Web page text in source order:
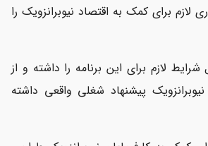
لازم برای کمک به اقتصاد نیوبرانزویک را
لازم برای این برنامه را داشته و از
پیشنهاد شغلی واقعی داشته